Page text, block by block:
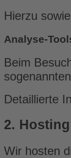
Hierzu
Analyse-
Beim
Detaillierte
2. Hosting
Wir hosten